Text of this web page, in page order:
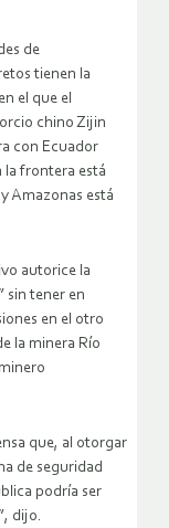
de
tienen la
el que el
chino Zijin
con Ecuador
la frontera está
Amazonas está
autorice la
sin tener en
en el otro
la minera Río
que, al otorgar
de seguridad
podría ser
dijo.